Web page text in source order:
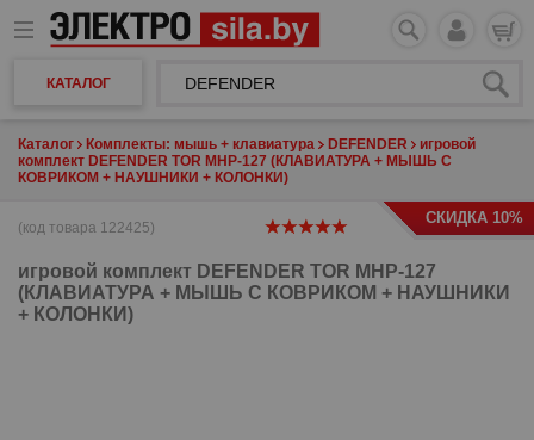
КАТАЛОГ
Каталог Комплекты: мышь + клавиатура DEFENDER
игровой
комплект DEFENDER TOR MHP-127 (КЛАВИАТУРА + МЫШЬ С
КОВРИКОМ + НАУШНИКИ + КОЛОНКИ)
(код товара 122425)
СКИДКА 10%
игровой комплект DEFENDER TOR MHP-127
(КЛАВИАТУРА + МЫШЬ С КОВРИКОМ + НАУШНИКИ
+ КОЛОНКИ)